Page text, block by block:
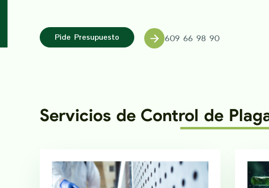
Pide Presupuesto 609 66 98 90
Servicios de Control de